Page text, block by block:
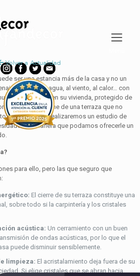
Volver a Actualidad
ser una estancia más de la casa y no un
Di adiós al agua, al viento, al calor… con
espacio útil en su vivienda, protegido de
Si dispone de una terraza que no
con nosotros, realizaremos un estudio de
de manera que podamos ofrecerle un
para ello, pero las que seguro que
El cierre de su terraza constituye una
sobre todo si la carpintería y los cristales
acústica: Un cerramiento con un buen
de ondas acústicas, por lo que el
puede disminuir sensiblemente.
limpieza: El acristalamiento deja fuera de su
Si elige cristales que se abran hacia